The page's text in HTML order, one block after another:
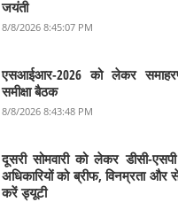
जयंती
8/8/2026 8:45:07 PM
एसआईआर-2026 को लेकर
समीक्षा बैठक
8/8/2026 8:43:48 PM
दूसरी सोमवारी को लेकर डीसी-
अधिकारियों को ब्रीफ, विनम्रता और
करें ड्यूटी